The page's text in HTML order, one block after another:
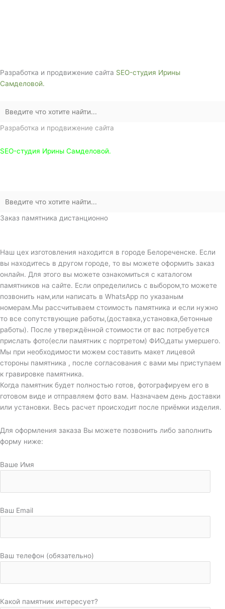
Разработка и продвижение сайта SEO-студия Ирины
Самделовой.
Разработка и продвижение сайта
SEO-студия Ирины Самделовой.
Заказ памятника дистанционно
Наш цех изготовления находится в городе Белореченске. Если
вы находитесь в другом городе, то вы можете оформить заказ
онлайн. Для этого вы можете ознакомиться с каталогом
памятников на сайте. Если определились с выбором,то можете
позвонить нам,или написать в WhatsApp по указаным
номерам.Мы рассчитываем стоимость памятника и если нужно
то все сопутствующие работы,(доставка,установка,бетонные
работы). После утверждённой стоимости от вас потребуется
прислать фото(если памятник с портретом) ФИО,даты умершего.
Мы при необходимости можем составить макет лицевой
стороны памятника , после согласования с вами мы приступаем
к гравировке памятника.
Когда памятник будет полностью готов, фотографируем его в
готовом виде и отправляем фото вам. Назначаем день доставки
или установки. Весь расчет происходит после приёмки изделия.
Для оформления заказа Вы можете позвонить либо заполнить
форму ниже:
Ваше Имя
Ваш Email
Ваш телефон (обязательно)
Какой памятник интересует?